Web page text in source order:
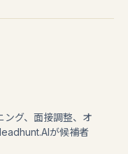
ング、面接調整、オ
が候補者